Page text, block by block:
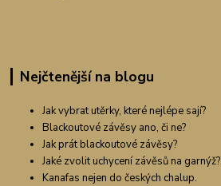
Nejčtenější na blogu
Jak vybrat utěrky, které nejlépe sají?
Blackoutové závěsy ano, či ne?
Jak prát blackoutové závěsy?
Jaké zvolit uchycení závěsů na garnýž?
Kanafas nejen do českých chalup.